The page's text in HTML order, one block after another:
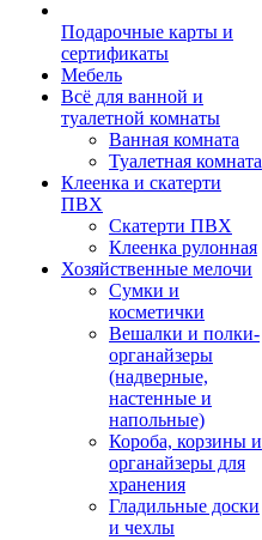
Подарочные карты и
сертификаты
Мебель
Всё для ванной и
туалетной комнаты
Ванная комната
Туалетная комната
Клеенка и скатерти
ПВХ
Скатерти ПВХ
Клеенка рулонная
Хозяйственные мелочи
Сумки и
косметички
Вешалки и полки-
органайзеры
(надверные,
настенные и
напольные)
Короба, корзины и
органайзеры для
хранения
Гладильные доски
и чехлы